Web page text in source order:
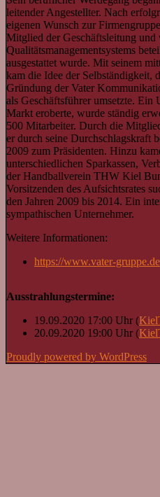
leitender Angestellter. Nach
eigenen Wunsch zur
Mitglied der Geschäftsleitung und
Qualitätsmanagementsystems
ausgestattet wurde. Mit seinem
kam die Idee der Selbständigkeit,
Gründung der Vater
als Geschäftsführer umsetzte. Ein
Markt eroberte, wurde ständig
500 Mitarbeiter. Durch die
er durch seine Durchschlagskraft
2009 zum Präsidenten. Hinzu
unterschiedlichen Sparkassen,
der Handballverein THW Kiel
Vorsitzenden des Aufsichtsrates
den Jahren 2009 bis 2014. Ein
sympathischen Unternehmer.
Weitere Informationen:
https://www.vater-gruppe.de
Ausstrahlungstermine:
19.09.2020 17:00 Uhr (
20.09.2020 19:00 Uhr (
Proudly powered by WordPress